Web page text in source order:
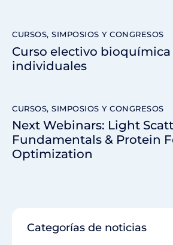
CURSOS, SIMPOSIOS Y CONGRESOS
Curso electivo
individuales
CURSOS, SIMPOSIOS Y CONGRESOS
Next Webinars: Light
Fundamentals & Protein
Optimization
Categorías de noticias